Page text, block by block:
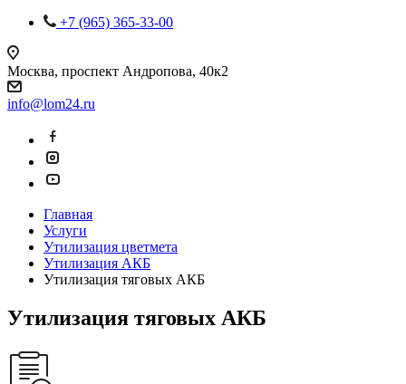
+7 (965) 365-33-00
Москва, проспект Андропова, 40к2
info@lom24.ru
Главная
Услуги
Утилизация цветмета
Утилизация АКБ
Утилизация тяговых АКБ
Утилизация тяговых АКБ